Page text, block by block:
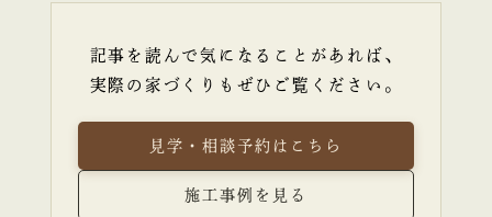
記事を読んで気になることがあれば、
実際の家づくりもぜひご覧ください。
見学・相談予約はこちら
施工事例を見る